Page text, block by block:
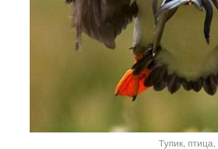
Тупик, птица,